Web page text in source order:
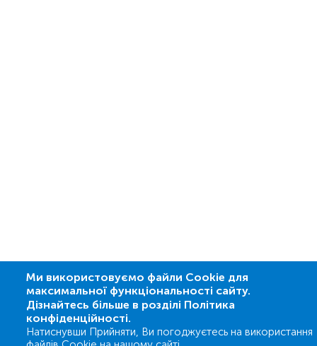
Ми використовуємо файли Cookie для
максимальної функціональності сайту.
Дізнайтесь більше в розділі Політика
конфіденційності.
Натиснувши Прийняти, Ви погоджуєтесь на використання